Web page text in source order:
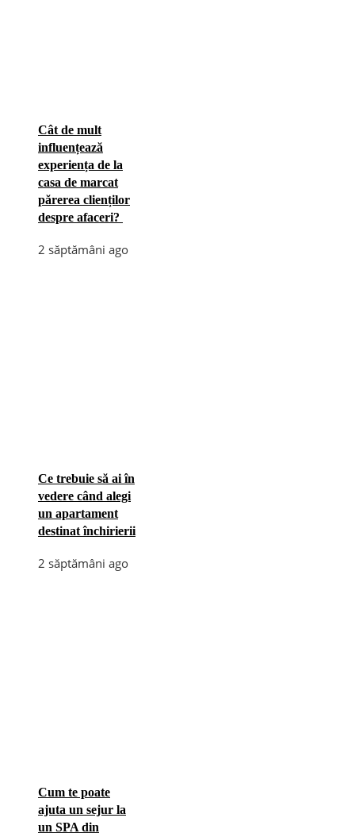
Cât de mult
influențează
experiența de la
casa de marcat
părerea clienților
despre afaceri?
2 săptămâni ago
Ce trebuie să ai în
vedere când alegi
un apartament
destinat închirierii
2 săptămâni ago
Cum te poate
ajuta un sejur la
un SPA din